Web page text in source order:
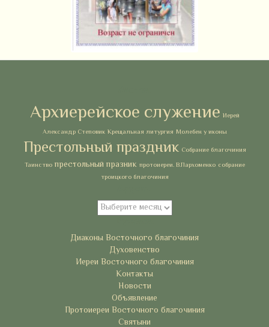
Архиерейское служение Иерей
Александр Степовик Крещальная литургия Молебен у иконы
Престольный праздник Собрание благочиния
Таинство престольный празник протоиереи. В.Пархоменко собрание
троицкого благочиния
Архивы
Диаконы Восточного благочиния
Духовенство
Иереи Восточного благочиния
Контакты
Новости
Объявление
Протоиереи Восточного благочиния
Святыни